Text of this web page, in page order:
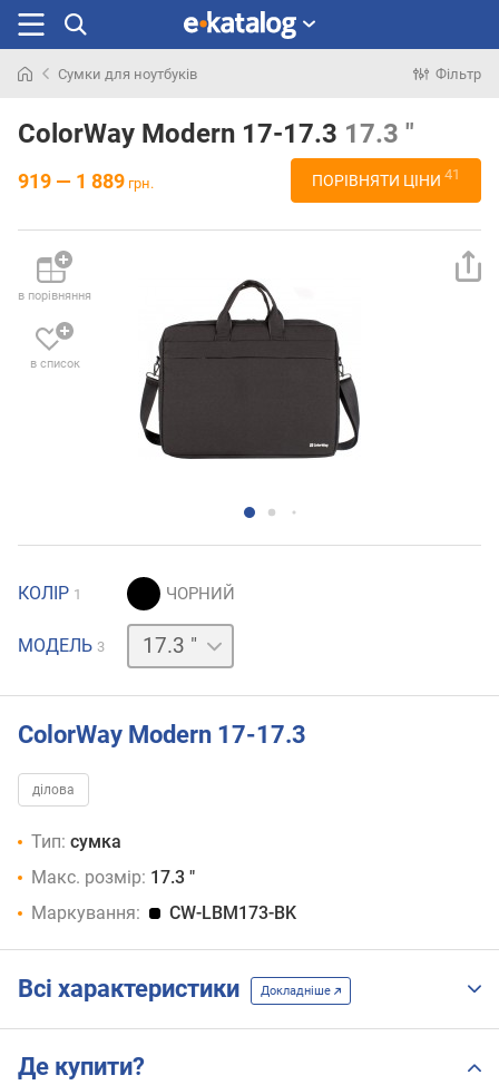
раніше
Сумки для ноутбуків Фільтр
ColorWay Modern 17-17.3 17.3 "
919 — 1 889 грн. ПОРІВНЯТИ ЦІНИ 41
в порівняння
в список
КОЛІР 1
МОДЕЛЬ 3
13.3 " 15.6 "
ColorWay Modern 17-17.3
ділова
Тип: сумка
Макс. розмір: 17.3 "
Маркування:
CW-LBM173-BK
Всі характеристики Докладніше
Де купити?